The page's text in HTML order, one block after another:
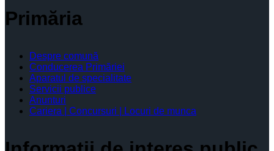
Primăria
Despre comună
Conducerea Primăriei
Aparatul de specialitate
Servicii publice
Anunturi
Cariera | Concursuri | Locuri de munca